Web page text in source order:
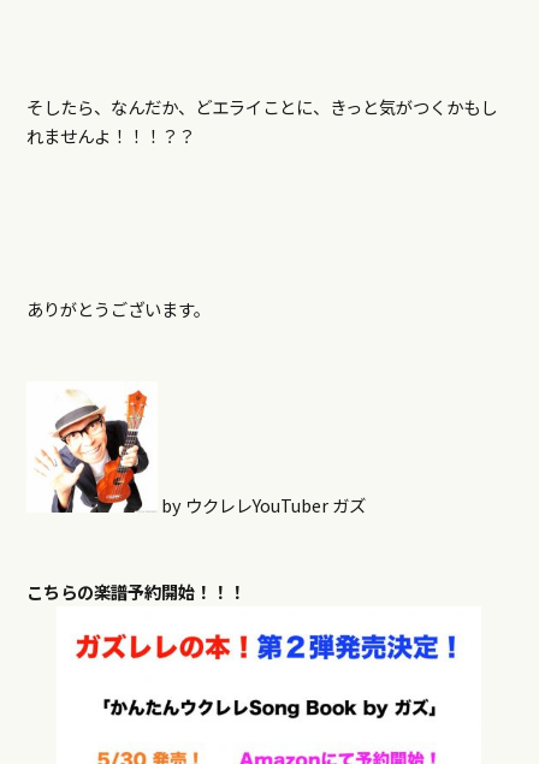
そしたら、なんだか、どエライことに、きっと気がつくかもし
れませんよ！！！？？
ありがとうございます。
by ウクレレYouTuber ガズ
こちらの楽譜予約開始！！！